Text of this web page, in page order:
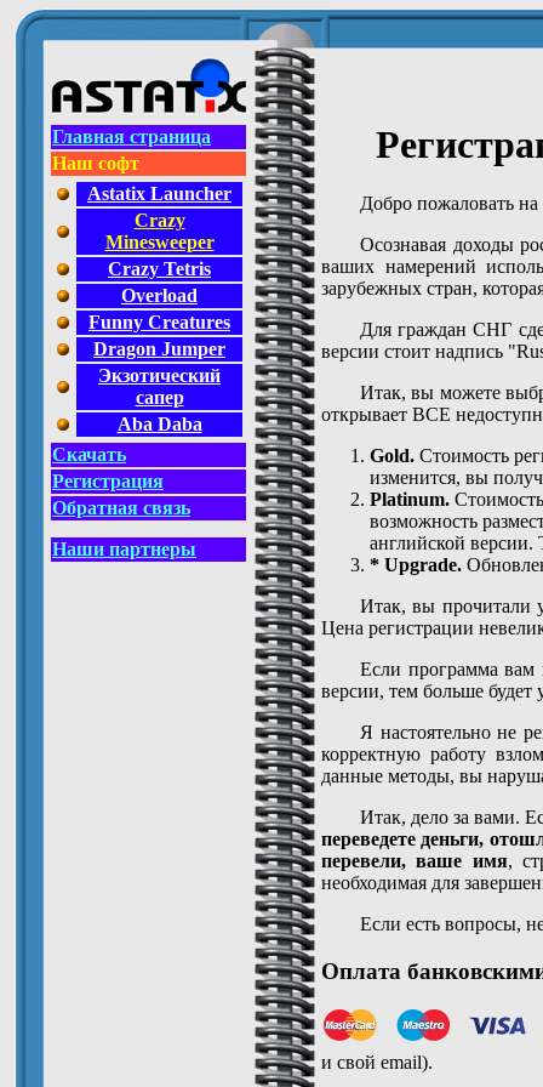
Главная страница
Наш софт
Astatix Launcher
Crazy
Minesweeper
Crazy Tetris
Overload
Funny Creatures
Dragon Jumper
Экзотический
сапер
Aba Daba
Скачать
Регистрация
Обратная связь
Наши партнеры
Добро пожаловать на
Осознавая доходы
ваших намерений
зарубежных стран,
Для граждан СНГ
версии стоит надпись
Итак, вы можете
открывает ВСЕ
Gold. Стоимость
изменится, вы
Platinum.
возможность
английской
* Upgrade.
Итак, вы прочитали
Цена регистрации
Если программа вам
версии, тем больше
Я настоятельно не
корректную работу
данные методы, вы
Итак, дело за вами.
переведете деньги,
перевели, ваше имя,
необходимая для
Если есть вопросы,
Оплата
и свой email).